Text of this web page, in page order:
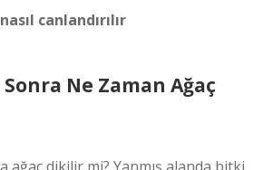
canlandırılır
Ne Zaman Ağaç